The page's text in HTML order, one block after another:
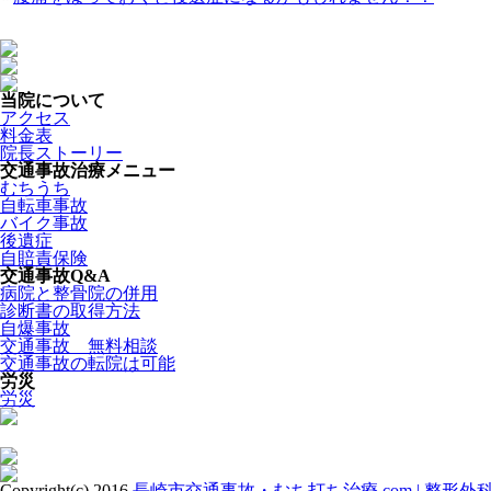
当院について
アクセス
料金表
院長ストーリー
交通事故治療メニュー
むちうち
自転車事故
バイク事故
後遺症
自賠責保険
交通事故Q&A
病院と整骨院の併用
診断書の取得方法
自爆事故
交通事故 無料相談
交通事故の転院は可能
労災
労災